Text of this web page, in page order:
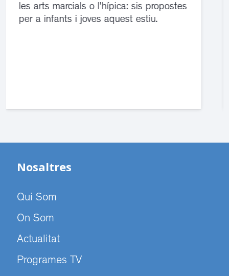
El servei de guàrdia i el jutjat de
violència de gènere s'han traslladat a
Nosaltres
Qui Som
On Som
Actualitat
Programes TV